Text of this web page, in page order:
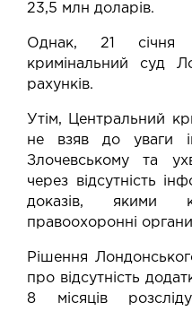
23,5 млн доларів.
Однак, 21
кримінальний суд
рахунків.
Утім, Центральний
не взяв до уваги
Злочевському та
через відсутність
доказів, якими
правоохоронні
Рішення
про відсутність
8 місяців